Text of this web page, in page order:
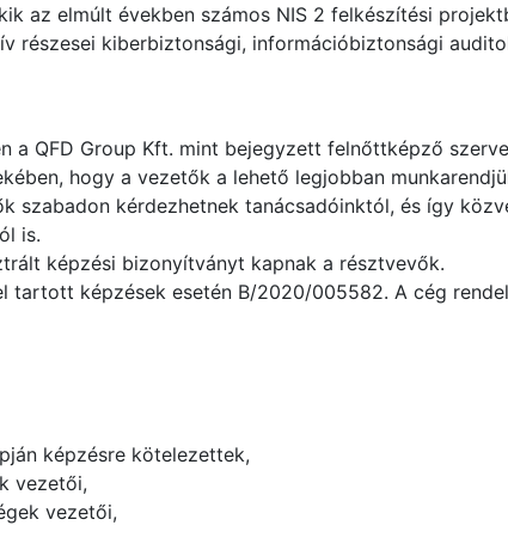
az elmúlt években számos NIS 2 felkészítési
részesei kiberbiztonsági, információbiztonsági
a QFD Group Kft. mint bejegyzett felnőttképző
hogy a vezetők a lehető legjobban
szabadon kérdezhetnek tanácsadóinktól, és így
is.
képzési bizonyítványt kapnak a résztvevők.
tartott képzések esetén B/2020/005582. A cég
képzésre kötelezettek,
vezetői,
vezetői,